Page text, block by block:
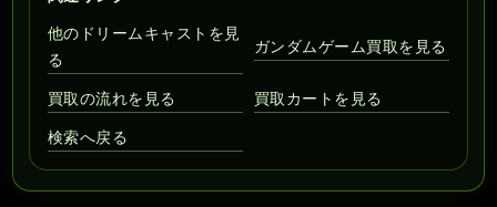
他のドリームキャストを見
る
ガンダムゲーム買取を見る
買取の流れを見る 買取カートを見る
検索へ戻る